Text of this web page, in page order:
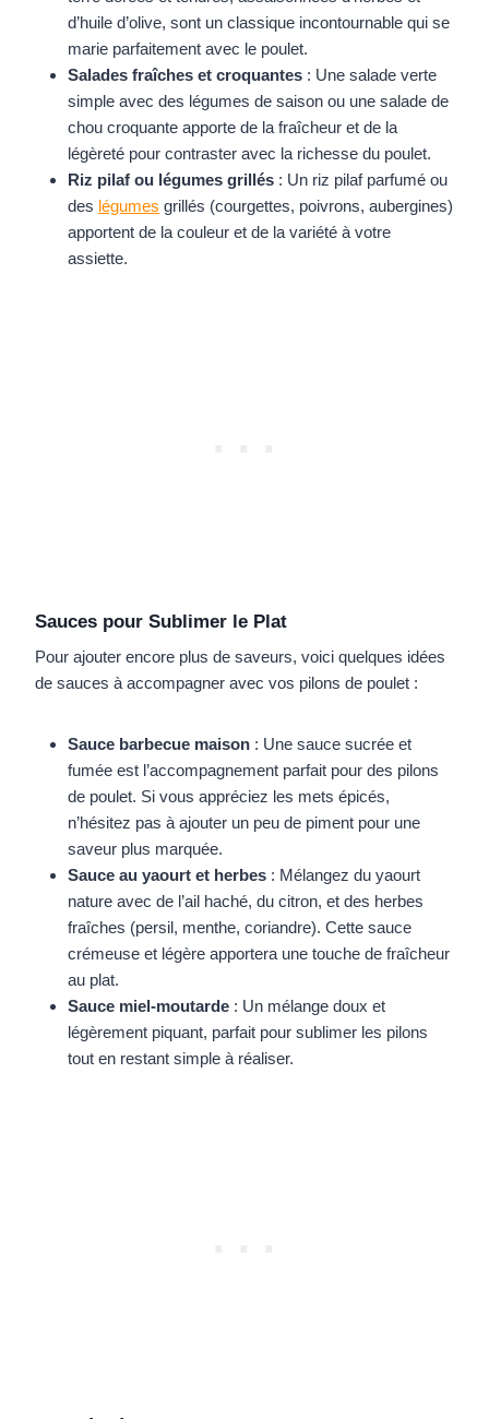
d’huile d’olive, sont un classique incontournable qui se
marie parfaitement avec le poulet.
Salades fraîches et croquantes : Une salade verte
simple avec des légumes de saison ou une salade de
chou croquante apporte de la fraîcheur et de la
légèreté pour contraster avec la richesse du poulet.
Riz pilaf ou légumes grillés : Un riz pilaf parfumé ou
des légumes grillés (courgettes, poivrons, aubergines)
apportent de la couleur et de la variété à votre
assiette.
Sauces pour Sublimer le Plat
Pour ajouter encore plus de saveurs, voici quelques idées
de sauces à accompagner avec vos pilons de poulet :
Sauce barbecue maison : Une sauce sucrée et
fumée est l’accompagnement parfait pour des pilons
de poulet. Si vous appréciez les mets épicés,
n’hésitez pas à ajouter un peu de piment pour une
saveur plus marquée.
Sauce au yaourt et herbes : Mélangez du yaourt
nature avec de l’ail haché, du citron, et des herbes
fraîches (persil, menthe, coriandre). Cette sauce
crémeuse et légère apportera une touche de fraîcheur
au plat.
Sauce miel-moutarde : Un mélange doux et
légèrement piquant, parfait pour sublimer les pilons
tout en restant simple à réaliser.